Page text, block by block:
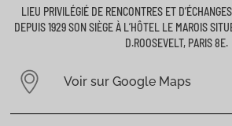
LIEU PRIVILÉGIÉ DE RENCONTRES ET
DEPUIS 1929 SON SIÈGE À L’HÔTEL LE MAROIS
D.ROOSEVELT, PARIS 8E.
Voir sur Google Maps